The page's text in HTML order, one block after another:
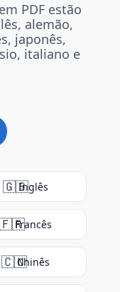
PDF estão
alemão,
japonês,
italiano e
🇬🇧Inglês
🇫🇷Francês
🇨🇳Chinês